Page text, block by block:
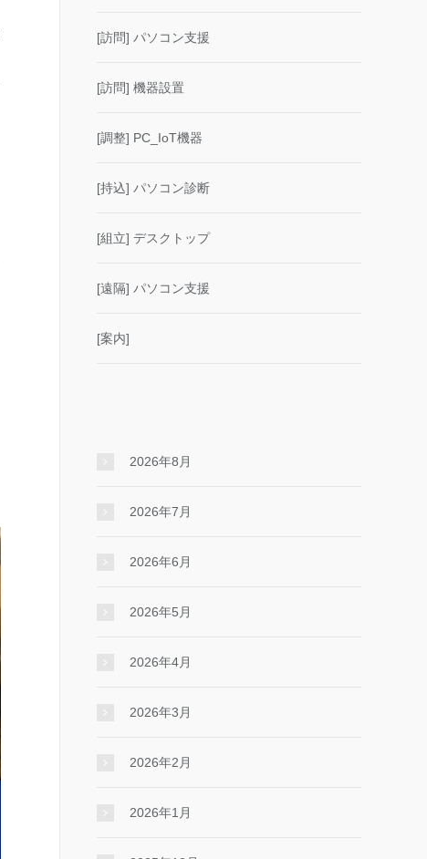
[訪問] パソコン支援
[訪問] 機器設置
[調整] PC_IoT機器
[持込] パソコン診断
[組立] デスクトップ
[遠隔] パソコン支援
[案内]
2026年8月
2026年7月
2026年6月
2026年5月
2026年4月
2026年3月
2026年2月
2026年1月